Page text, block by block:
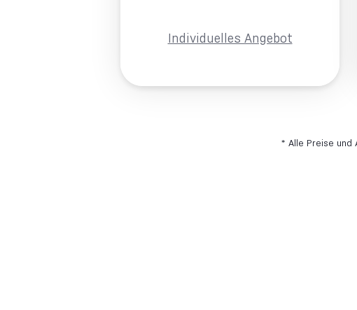
Individuelles Angebot
* Alle Preise und